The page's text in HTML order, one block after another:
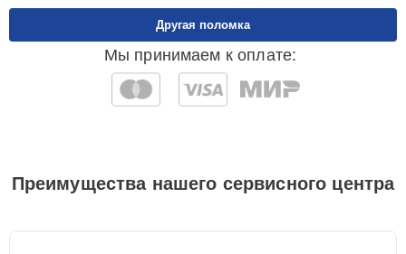
Мы принимаем к оплате:
Другая поломка
Преимущества нашего сервисного центра